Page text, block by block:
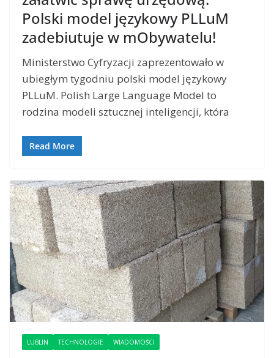
Polski model językowy PLLuM
zadebiutuje w mObywatelu!
Ministerstwo Cyfryzacji zaprezentowało w
ubiegłym tygodniu polski model językowy
PLLuM. Polish Large Language Model to
rodzina modeli sztucznej inteligencji, która
Read More
LUBLIN TECHNOLOGIE WIADOMOŚCI